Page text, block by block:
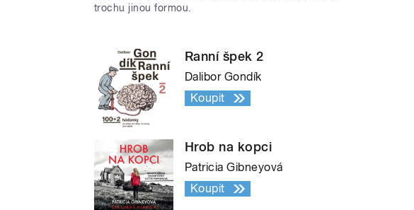
trochu jinou formou.
Ranní špek 2
Dalibor Gondík
Koupit
Hrob na kopci
Patricia Gibneyová
Koupit